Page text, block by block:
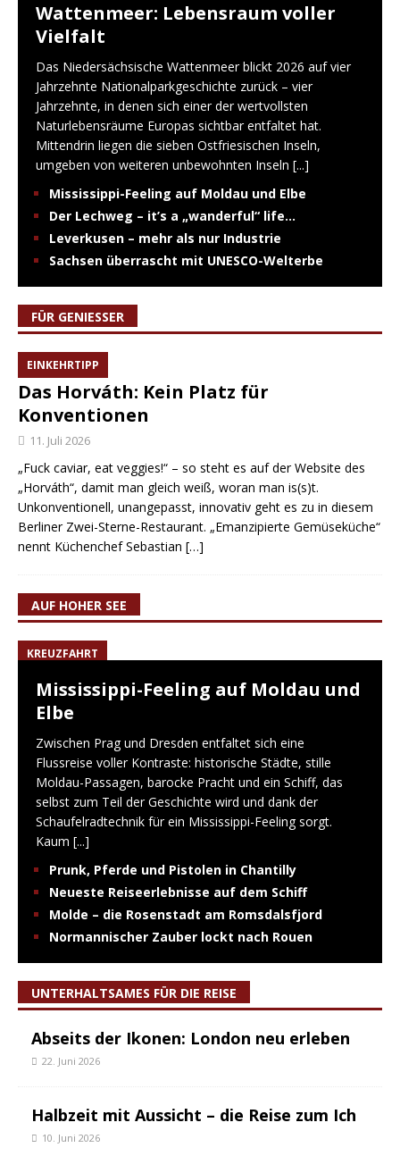
Wattenmeer: Lebensraum voller
Vielfalt
Das Niedersächsische Wattenmeer blickt 2026 auf vier
Jahrzehnte Nationalparkgeschichte zurück – vier
Jahrzehnte, in denen sich einer der wertvollsten
Naturlebensräume Europas sichtbar entfaltet hat.
Mittendrin liegen die sieben Ostfriesischen Inseln,
umgeben von weiteren unbewohnten Inseln [...]
Mississippi-Feeling auf Moldau und Elbe
Der Lechweg – it’s a „wanderful“ life…
Leverkusen – mehr als nur Industrie
Sachsen überrascht mit UNESCO-Welterbe
FÜR GENIESSER
EINKEHRTIPP
Das Horváth: Kein Platz für
Konventionen
11. Juli 2026
„Fuck caviar, eat veggies!“ – so steht es auf der Website des
„Horváth“, damit man gleich weiß, woran man is(s)t.
Unkonventionell, unangepasst, innovativ geht es zu in diesem
Berliner Zwei-Sterne-Restaurant. „Emanzipierte Gemüseküche“
nennt Küchenchef Sebastian […]
AUF HOHER SEE
KREUZFAHRT
Mississippi-Feeling auf Moldau und
Elbe
Zwischen Prag und Dresden entfaltet sich eine
Flussreise voller Kontraste: historische Städte, stille
Moldau-Passagen, barocke Pracht und ein Schiff, das
selbst zum Teil der Geschichte wird und dank der
Schaufelradtechnik für ein Mississippi-Feeling sorgt.
Kaum [...]
Prunk, Pferde und Pistolen in Chantilly
Neueste Reiseerlebnisse auf dem Schiff
Molde – die Rosenstadt am Romsdalsfjord
Normannischer Zauber lockt nach Rouen
UNTERHALTSAMES FÜR DIE REISE
Abseits der Ikonen: London neu erleben
22. Juni 2026
Halbzeit mit Aussicht – die Reise zum Ich
10. Juni 2026